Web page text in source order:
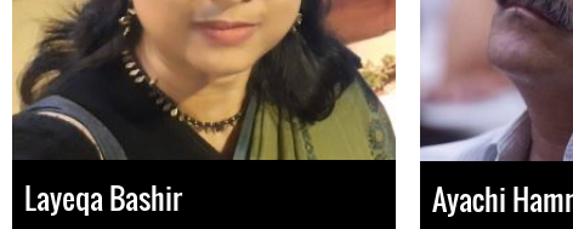
Layeqa Bashir Ayachi